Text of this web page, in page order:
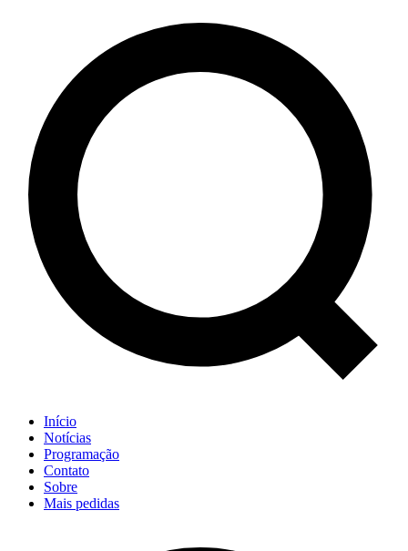
Início
Notícias
Programação
Contato
Sobre
Mais pedidas